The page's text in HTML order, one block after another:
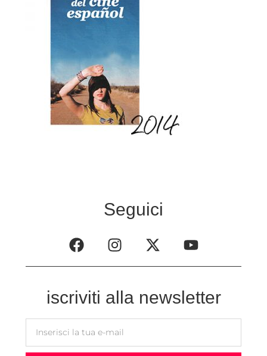
Seguici
iscriviti alla newsletter